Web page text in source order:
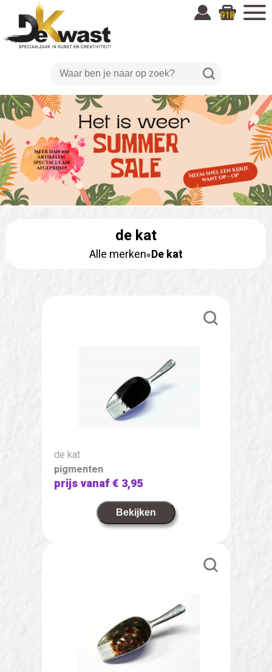
918
de kat
Alle merken De kat
de kat
pigmenten
prijs vanaf€ 3,95
Bekijken